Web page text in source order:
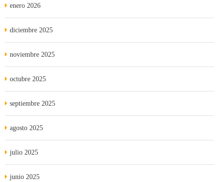
enero 2026
diciembre 2025
noviembre 2025
octubre 2025
septiembre 2025
agosto 2025
julio 2025
junio 2025